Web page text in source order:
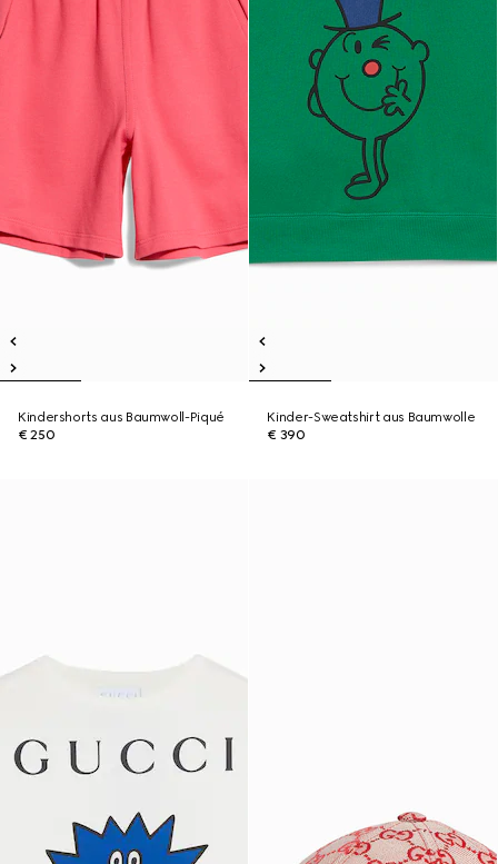
Kindershorts aus Baumwoll-Piqué
€ 250
Kinder-Sweatshirt aus Baumwolle
€ 390